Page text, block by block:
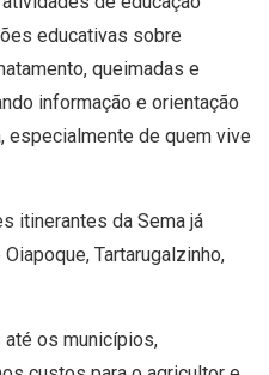
educativas sobre
queimadas e
informação e orientação
especialmente de quem vive
itinerantes da Sema já
Tartarugalzinho,
até os municípios,